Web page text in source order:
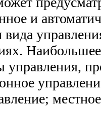
и
вида
управления,